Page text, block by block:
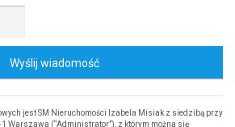
Wyślij wiadomość
jest SM Nieruchomości Izabela Misiak z siedzibą przy
Warszawa (“Administrator”), z którym można się